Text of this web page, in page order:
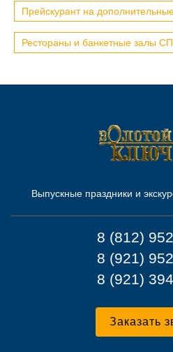
Прейскурант на
Рестораны и банкетные залы
Выпускные праздники и
8 (812)
8 (921)
8 (921)
Заказать